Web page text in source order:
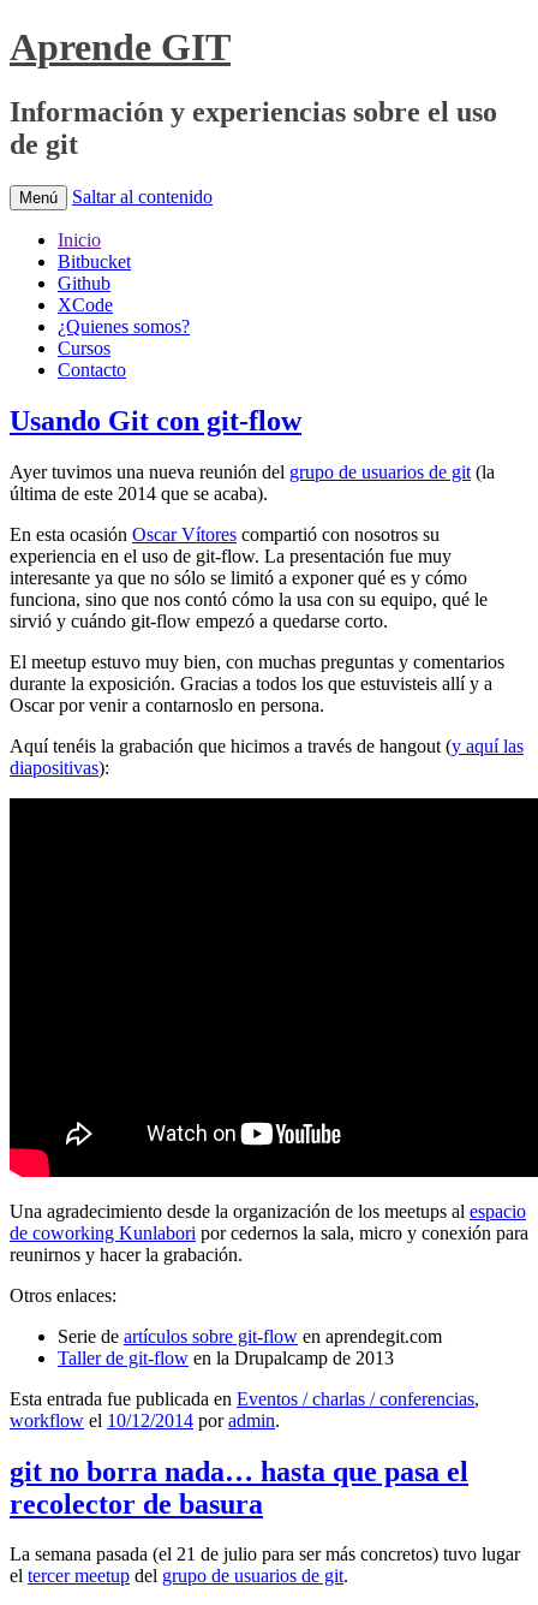
Aprende GIT
Información y experiencias sobre el uso
de git
Menú Saltar al contenido
Inicio
Bitbucket
Github
XCode
¿Quienes somos?
Cursos
Contacto
Usando Git con git-flow
Ayer tuvimos una nueva reunión del grupo de usuarios de git (la
última de este 2014 que se acaba).
En esta ocasión Oscar Vítores compartió con nosotros su
experiencia en el uso de git-flow. La presentación fue muy
interesante ya que no sólo se limitó a exponer qué es y cómo
funciona, sino que nos contó cómo la usa con su equipo, qué le
sirvió y cuándo git-flow empezó a quedarse corto.
El meetup estuvo muy bien, con muchas preguntas y comentarios
durante la exposición. Gracias a todos los que estuvisteis allí y a
Oscar por venir a contarnoslo en persona.
Aquí tenéis la grabación que hicimos a través de hangout (y aquí las
diapositivas):
Una agradecimiento desde la organización de los meetups al espacio
de coworking Kunlabori por cedernos la sala, micro y conexión para
reunirnos y hacer la grabación.
Otros enlaces:
Serie de artículos sobre git-flow en aprendegit.com
Taller de git-flow en la Drupalcamp de 2013
Esta entrada fue publicada en Eventos / charlas / conferencias,
workflow el 10/12/2014 poradmin.
git no borra nada… hasta que pasa el
recolector de basura
La semana pasada (el 21 de julio para ser más concretos) tuvo lugar
el tercer meetup del grupo de usuarios de git.